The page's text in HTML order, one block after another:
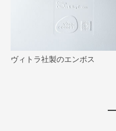
ヴィトラ社製のエンボス